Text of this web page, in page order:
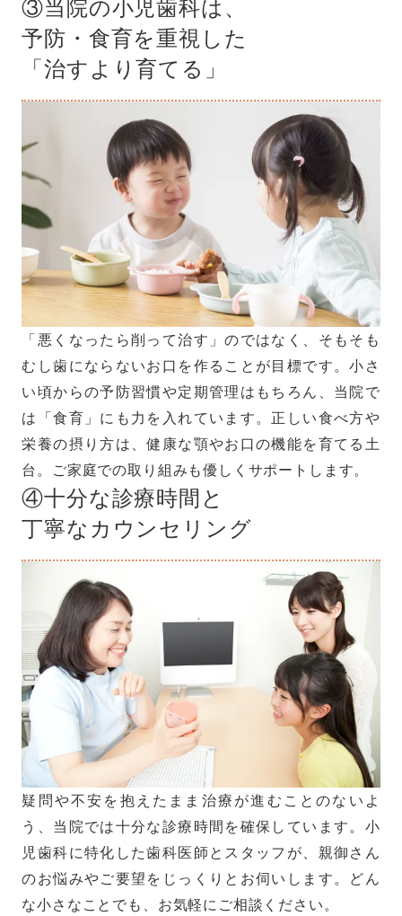
③当院の小児歯科は、
予防・食育を重視した
「治すより育てる」
「悪くなったら削って治す」のではなく、そもそも
むし歯にならないお口を作ることが目標です。小さ
い頃からの予防習慣や定期管理はもちろん、当院で
は「食育」にも力を入れています。正しい食べ方や
栄養の摂り方は、健康な顎やお口の機能を育てる土
台。ご家庭での取り組みも優しくサポートします。
④十分な診療時間と
丁寧なカウンセリング
疑問や不安を抱えたまま治療が進むことのないよ
う、当院では十分な診療時間を確保しています。小
児歯科に特化した歯科医師とスタッフが、親御さん
のお悩みやご要望をじっくりとお伺いします。どん
な小さなことでも、お気軽にご相談ください。